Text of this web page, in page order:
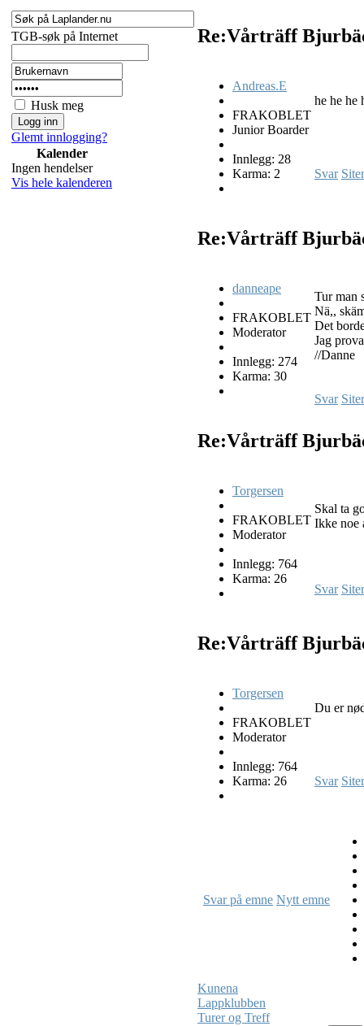
TGB-søk på Internet
Husk meg
Glemt innlogging?
Kalender
Ingen hendelser
Vis hele kalenderen
Re:Vårträff
Andreas.E
FRAKOBLET
Junior Boarder
Innlegg: 28
Karma: 2
he he he
Svar Siter
Re:Vårträff
danneape
FRAKOBLET
Moderator
Innlegg: 274
Karma: 30
Tur man
Nä,,
Det
Jag
//Danne
Svar Siter
Re:Vårträff
Torgersen
FRAKOBLET
Moderator
Innlegg: 764
Karma: 26
Skal ta
Ikke noe
Svar Siter
Re:Vårträff
Torgersen
FRAKOBLET
Moderator
Innlegg: 764
Karma: 26
Du er
Svar Siter
Svar på emne Nytt emne
Kunena
Lappklubben
Turer og Treff